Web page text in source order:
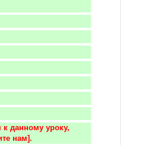
к данному уроку,
нам].